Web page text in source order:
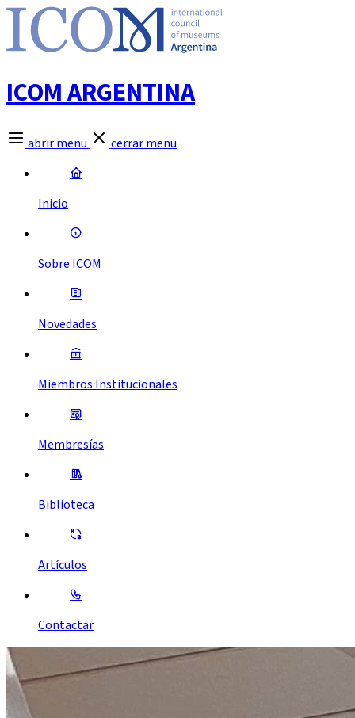
ICOM ARGENTINA
abrir menu cerrar menu
Inicio
Sobre ICOM
Novedades
Miembros Institucionales
Membresías
Biblioteca
Artículos
Contactar